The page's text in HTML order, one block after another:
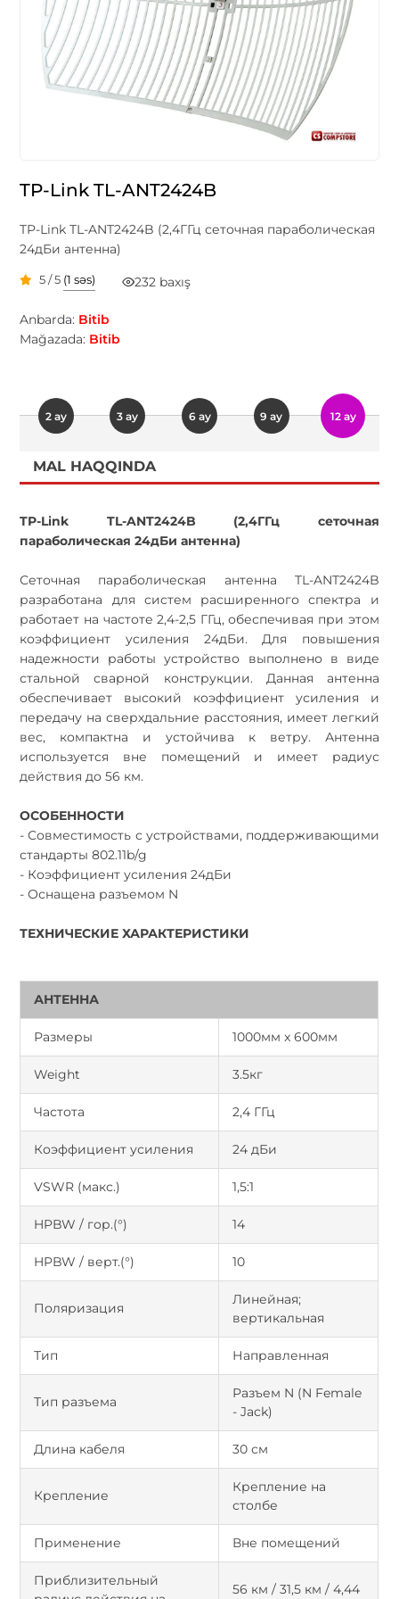
TP-Link TL-ANT2424B
TP-Link TL-ANT2424B (2,4ГГц сеточная параболическая
24дБи антенна)
5 / 5 (1 səs) 232 baxış
Anbarda: Bitib
Mağazada: Bitib
2 ay 3 ay 6 ay 9 ay 12 ay
MAL HAQQINDA
TP-Link TL-ANT2424B (2,4ГГц сеточная
параболическая 24дБи антенна)
Сеточная параболическая антенна TL-ANT2424B
разработана для систем расширенного спектра и
работает на частоте 2,4-2,5 ГГц, обеспечивая при этом
коэффициент усиления 24дБи. Для повышения
надежности работы устройство выполнено в виде
стальной сварной конструкции. Данная антенна
обеспечивает высокий коэффициент усиления и
передачу на сверхдальние расстояния, имеет легкий
вес, компактна и устойчива к ветру. Антенна
используется вне помещений и имеет радиус
действия до 56 км.
ОСОБЕННОСТИ
- Совместимость с устройствами, поддерживающими
стандарты 802.11b/g
- Коэффициент усиления 24дБи
- Оснащена разъемом N
ТЕХНИЧЕСКИЕ ХАРАКТЕРИСТИКИ
АНТЕННА
Размеры 1000мм x 600мм
Weight 3.5кг
Частота 2,4 ГГц
Коэффициент усиления 24 дБи
VSWR (макс.) 1,5:1
HPBW / гор.(°) 14
HPBW / верт.(°) 10
Поляризация
Линейная;
вертикальная
Тип Направленная
Тип разъема
Разъем N (N Female
- Jack)
Длина кабеля 30 см
Крепление
Крепление на
столбе
Применение Вне помещений
Приблизительный
56 км / 31,5 км / 4,44